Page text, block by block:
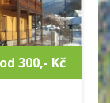
300,- Kč